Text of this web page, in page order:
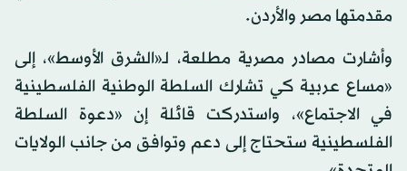
مقدمتها مصر والأردن.
وأشارت مصادر مصرية مطلعة، لـ«الشرق الأوسط»، إلى
«مساع عربية كي تشارك السلطة الوطنية الفلسطينية
في الاجتماع»، واستدركت قائلة إن «دعوة السلطة
الفلسطينية ستحتاج إلى دعم وتوافق من جانب الولايات